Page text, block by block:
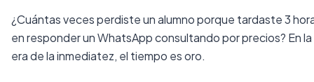
¿Cuántas veces perdiste un alumno porque tardaste 3
en responder un WhatsApp consultando por precios? En la
era de la inmediatez, el tiempo es oro.